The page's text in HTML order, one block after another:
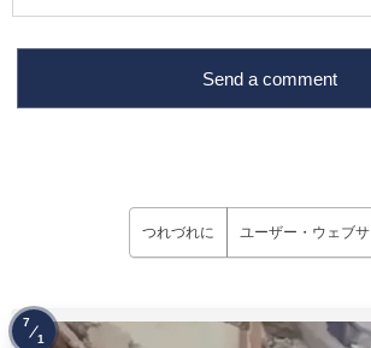
つれづれに ユーザー・ウェブサ
7
1